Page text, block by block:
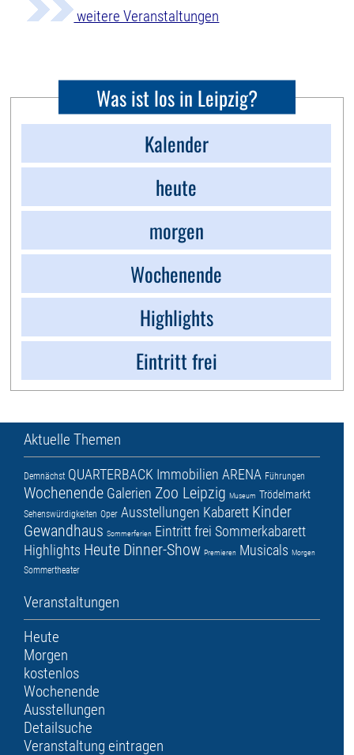
weitere Veranstaltungen
Was ist los in Leipzig?
Kalender
heute
morgen
Wochenende
Highlights
Eintritt frei
Aktuelle Themen
Demnächst QUARTERBACK Immobilien ARENA Führungen
Wochenende Galerien Zoo Leipzig Museum Trödelmarkt
Sehenswürdigkeiten Oper Ausstellungen Kabarett Kinder
Gewandhaus Sommerferien Eintritt frei Sommerkabarett
Highlights Heute Dinner-Show Premieren Musicals Morgen
Sommertheater
Veranstaltungen
Heute
Morgen
kostenlos
Wochenende
Ausstellungen
Detailsuche
Veranstaltung eintragen